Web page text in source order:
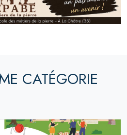
CATÉGORIE